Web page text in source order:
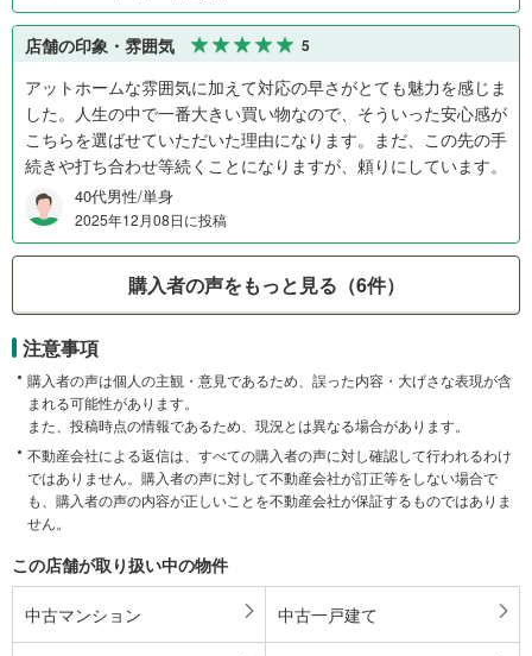
店舗の印象・雰囲気 5
アットホームな雰囲気に加えて対応の早さがとても魅力を感じま
した。人生の中で一番大きい買い物なので、そういった安心感が
こちらを選ばせていただいた理由になります。まだ、この先の手
続きや打ち合わせ等続くことになりますが、頼りにしています。
40代男性/単身
2025年12月08日に投稿
購入者の声をもっと見る（6件）
注意事項
購入者の声は個人の主観・意見であるため、誤った内容・大げさな表現が含
まれる可能性があります。
また、投稿時点の情報であるため、現況とは異なる場合があります。
不動産会社による返信は、すべての購入者の声に対し確認して行われるわけ
ではありません。購入者の声に対して不動産会社が訂正等をしない場合で
も、購入者の声の内容が正しいことを不動産会社が保証するものではありま
せん。
この店舗が取り扱い中の物件
中古マンション 中古一戸建て